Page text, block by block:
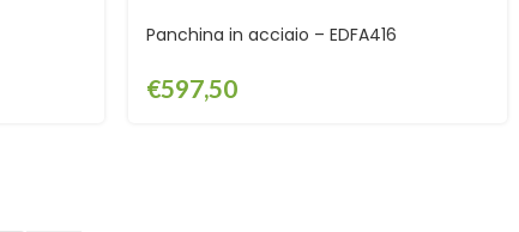
Panchina in acciaio – EDFA416
€597,50